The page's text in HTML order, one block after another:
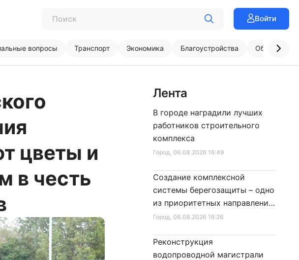
Войти
вопросы Транспорт Экономика Благоустройства
цветы и
в честь
Лента
Город, 06.08.2026 16:49
В городе наградили лучших
работников строительного
комплекса
Город, 06.08.2026 16:26
Создание комплексной
системы берегозащиты – одно
из приоритетных направлений
развития Петербурга
Реконструкция
водопроводной магистрали